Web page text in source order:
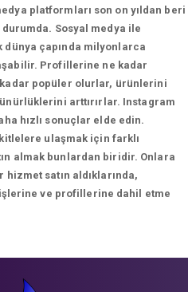
platformları son on yıldan beri
Sosyal medya ile
çapında milyonlarca
Profillerine ne kadar
popüler olurlar, ürünlerini
arttırırlar. Instagram
hızlı sonuçlar elde edin.
ulaşmak için farklı
almak bunlardan biridir. Onlara
satın aldıklarında,
ve profillerine dahil etme